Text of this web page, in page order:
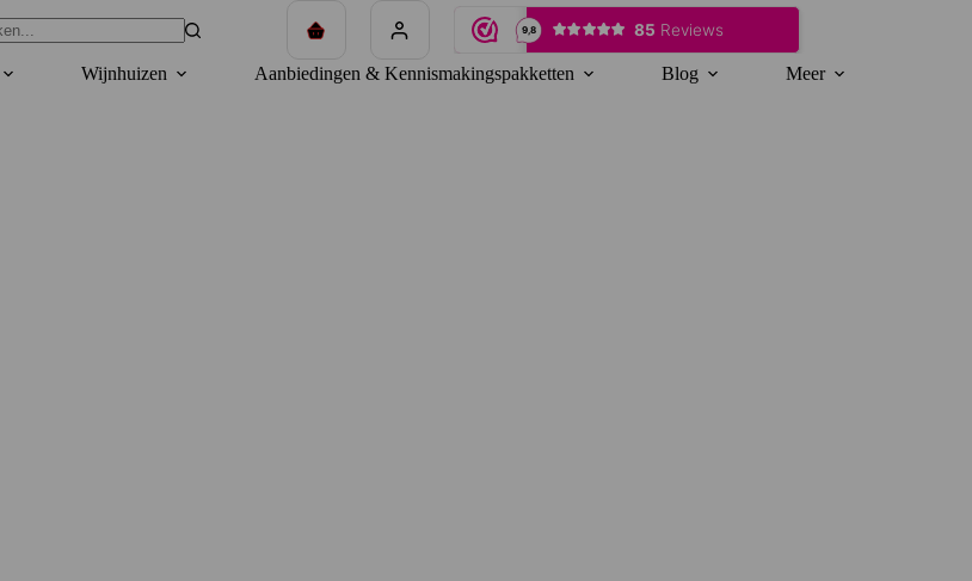
Winkelwagen
Wijnhuizen Aanbiedingen & Kennismakingspakketten Blog Meer